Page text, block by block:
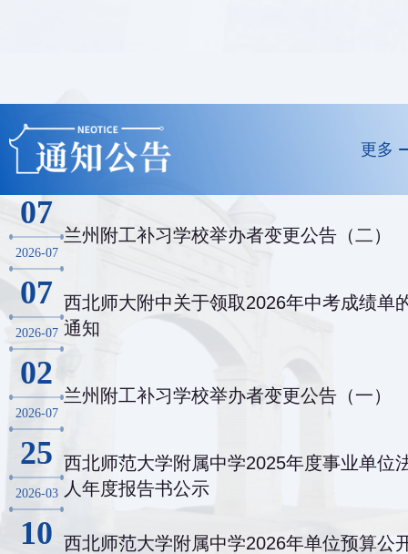
更多
07
2026-07
兰州附工补习学校举办者变更公告（二）
07
2026-07
西北师大附中关于领取2026年中考成绩单
通知
02
2026-07
兰州附工补习学校举办者变更公告（一）
25
2026-03
西北师范大学附属中学2025年度事业单位
人年度报告书公示
10 西北师范大学附属中学2026年单位预算公